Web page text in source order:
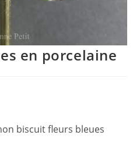
en porcelaine
biscuit fleurs bleues